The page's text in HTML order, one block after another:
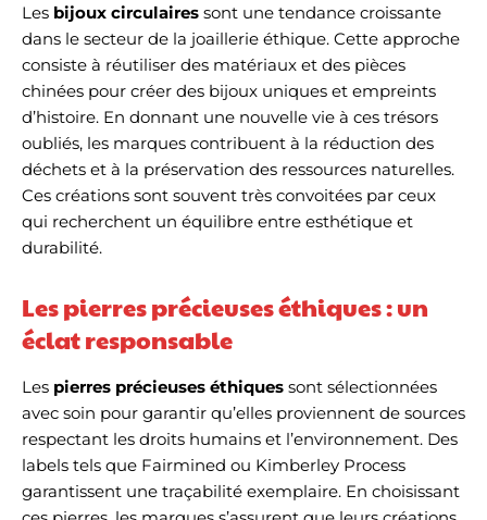
Les bijoux circulaires sont une tendance croissante
dans le secteur de la joaillerie éthique. Cette approche
consiste à réutiliser des matériaux et des pièces
chinées pour créer des bijoux uniques et empreints
d’histoire. En donnant une nouvelle vie à ces trésors
oubliés, les marques contribuent à la réduction des
déchets et à la préservation des ressources naturelles.
Ces créations sont souvent très convoitées par ceux
qui recherchent un équilibre entre esthétique et
durabilité.
Les pierres précieuses éthiques : un
éclat responsable
Les pierres précieuses éthiques sont sélectionnées
avec soin pour garantir qu’elles proviennent de sources
respectant les droits humains et l’environnement. Des
labels tels que Fairmined ou Kimberley Process
garantissent une traçabilité exemplaire. En choisissant